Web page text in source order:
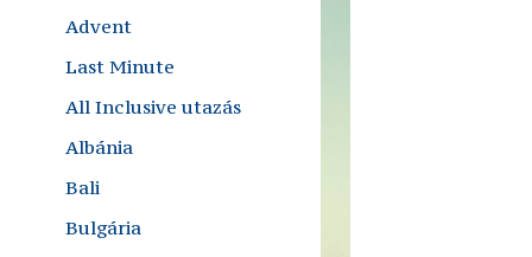
Advent
Last Minute
All Inclusive utazás
Albánia
Bali
Bulgária